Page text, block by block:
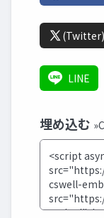
(Twitter)
LINE
埋め込む